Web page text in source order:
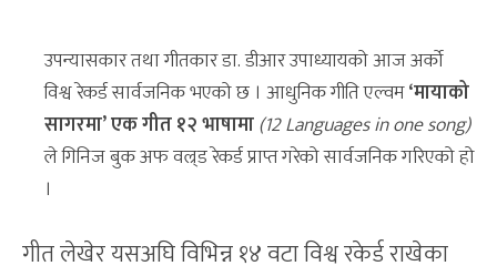
उपन्यासकार तथा गीतकार डा. डीआर उपाध्यायको आज अर्को
विश्व रेकर्ड सार्वजनिक भएको छ । आधुनिक गीति एल्वम‘मायाको
सागरमा’एक गीत १२ भाषामा(12 Languages in one song)
ले गिनिज बुक अफ वल्र्ड रेकर्ड प्राप्त गरेको सार्वजनिक गरिएको हो
।
गीत लेखेर यसअघि विभिन्न १४ वटा विश्व रकेर्ड राखेका